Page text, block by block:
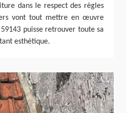
dans le respect des règles
vont tout mettre en œuvre
puisse retrouver toute sa
esthétique.